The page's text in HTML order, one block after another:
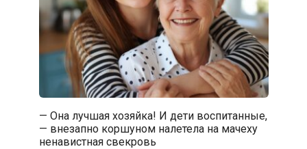
— Она лучшая хозяйка! И дети воспитанные,
— внезапно коршуном налетела на мачеху
ненавистная свекровь